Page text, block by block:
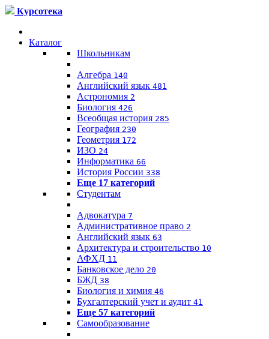
Курсотека
Каталог
Школьникам
Алгебра 140
Английский язык 481
Астрономия 2
Биология 426
Всеобщая история 285
География 230
Геометрия 172
ИЗО 24
Информатика 66
История России 338
Еще 17 категорий
Студентам
Адвокатура 7
Административное право 2
Английский язык 63
Архитектура и строительство 10
АФХД 11
Банковское дело 20
БЖД 38
Биология и химия 46
Бухгалтерский учет и аудит 41
Еще 57 категорий
Самообразование